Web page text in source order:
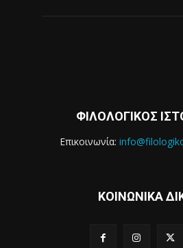
ΦΙΛΟΛΟΓΙΚΟΣ
Επικοινωνία:
ΚΟΙΝΩΝΙΚΑ